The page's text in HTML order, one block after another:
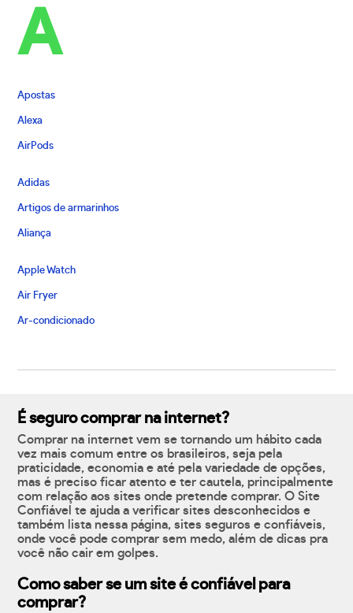
A
Apostas
Alexa
AirPods
Adidas
Artigos de armarinhos
Aliança
Apple Watch
Air Fryer
Ar-condicionado
É seguro comprar na internet?
Comprar na internet vem se tornando um hábito cada
vez mais comum entre os brasileiros, seja pela
praticidade, economia e até pela variedade de opções,
mas é preciso ficar atento e ter cautela, principalmente
com relação aos sites onde pretende comprar. O Site
Confiável te ajuda a verificar sites desconhecidos e
também lista nessa página, sites seguros e confiáveis,
onde você pode comprar sem medo, além de dicas pra
você não cair em golpes.
Como saber se um site é confiável para
comprar?